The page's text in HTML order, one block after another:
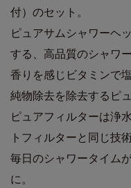
付）のセット。
ピュアサムシャワーヘ
する、高品質のシャワー
香りを感じビタミンで
純物除去を除去するピ
ピュアフィルターは浄
トフィルターと同じ技
毎日のシャワータイム
に。